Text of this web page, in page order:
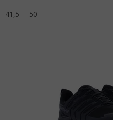
41,5
50